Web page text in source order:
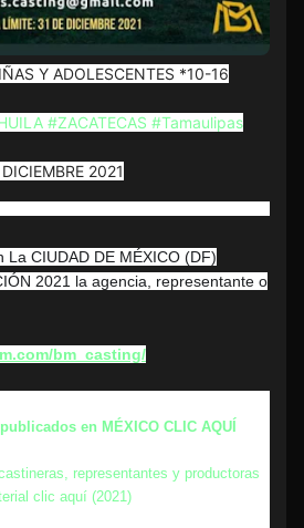
Y ADOLESCENTES *10-16
#ZACATECAS #Tamaulipas
2021
La CIUDAD DE MÉXICO (DF)
2021 la agencia, representante o
bm_casting/
en MÉXICO CLIC AQUÍ
representantes y productoras
clic aquí (2021)